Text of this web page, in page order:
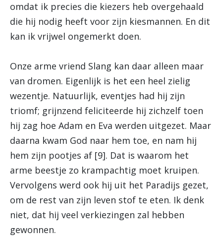
omdat ik precies die kiezers heb overgehaald
die hij nodig heeft voor zijn kiesmannen. En dit
kan ik vrijwel ongemerkt doen.
Onze arme vriend Slang kan daar alleen maar
van dromen. Eigenlijk is het een heel zielig
wezentje. Natuurlijk, eventjes had hij zijn
triomf; grijnzend feliciteerde hij zichzelf toen
hij zag hoe Adam en Eva werden uitgezet. Maar
daarna kwam God naar hem toe, en nam hij
hem zijn pootjes af [9]. Dat is waarom het
arme beestje zo krampachtig moet kruipen.
Vervolgens werd ook hij uit het Paradijs gezet,
om de rest van zijn leven stof te eten. Ik denk
niet, dat hij veel verkiezingen zal hebben
gewonnen.